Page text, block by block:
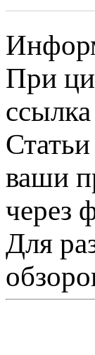
При
ваши
через
Для